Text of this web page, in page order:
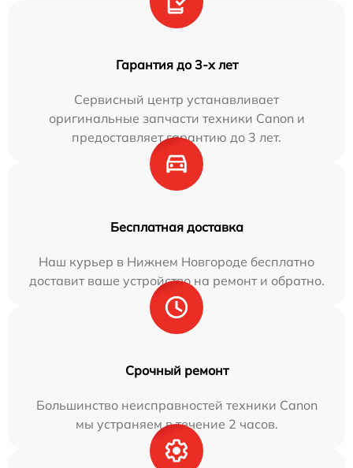
Гарантия до 3-х лет
Сервисный центр устанавливает
оригинальные запчасти техники Canon и
предоставляет гарантию до 3 лет.
Бесплатная доставка
Наш курьер в Нижнем Новгороде бесплатно
доставит ваше устройство на ремонт и обратно.
Срочный ремонт
Большинство неисправностей техники Canon
мы устраняем в течение 2 часов.